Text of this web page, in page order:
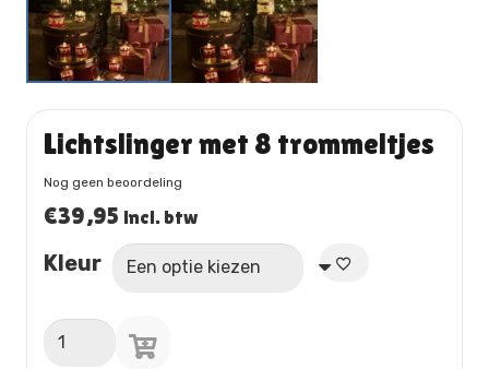
Lichtslinger met 8 trommeltjes
Nog geen beoordeling
€39,95 incl. btw
Kleur
Lichtslinger
met